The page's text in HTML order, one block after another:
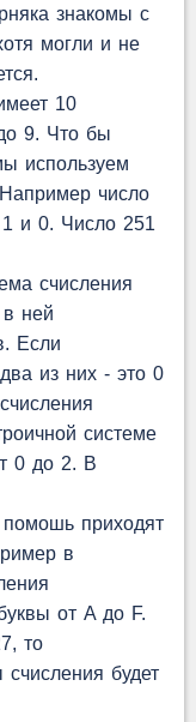
знакомы с
могли и не
10
9. Что бы
используем
число
и 0. Число 251
счисления
в ней
Если
из них - это 0
системе
0 до 2. В
приходят
в
от A до F.
то
будет